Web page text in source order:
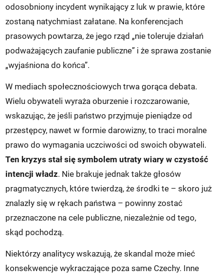
odosobniony incydent wynikający z luk w prawie, które
zostaną natychmiast załatane. Na konferencjach
prasowych powtarza, że jego rząd „nie toleruje działań
podważających zaufanie publiczne” i że sprawa zostanie
„wyjaśniona do końca”.
W mediach społecznościowych trwa gorąca debata.
Wielu obywateli wyraża oburzenie i rozczarowanie,
wskazując, że jeśli państwo przyjmuje pieniądze od
przestępcy, nawet w formie darowizny, to traci moralne
prawo do wymagania uczciwości od swoich obywateli.
Ten kryzys stał się symbolem utraty wiary w czystość
intencji władz. Nie brakuje jednak także głosów
pragmatycznych, które twierdzą, że środki te – skoro już
znalazły się w rękach państwa – powinny zostać
przeznaczone na cele publiczne, niezależnie od tego,
skąd pochodzą.
Niektórzy analitycy wskazują, że skandal może mieć
konsekwencje wykraczające poza same Czechy. Inne